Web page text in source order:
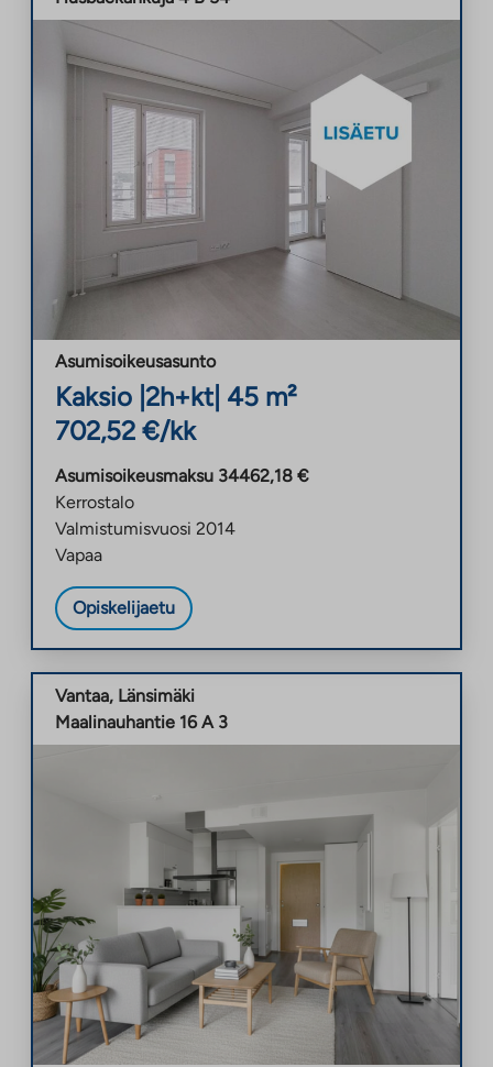
Asumisoikeusasunto
Kaksio 2h+kt| 45 m²
702,52 €/kk
Asumisoikeusmaksu 34462,18 €
Kerrostalo
Valmistumisvuosi 2014
Vapaa
Opiskelijaetu
Vantaa, Länsimäki
Maalinauhantie 16 A 3